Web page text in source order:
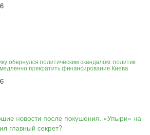
обернулся политическим скандалом: политик
прекратить финансирование Киева